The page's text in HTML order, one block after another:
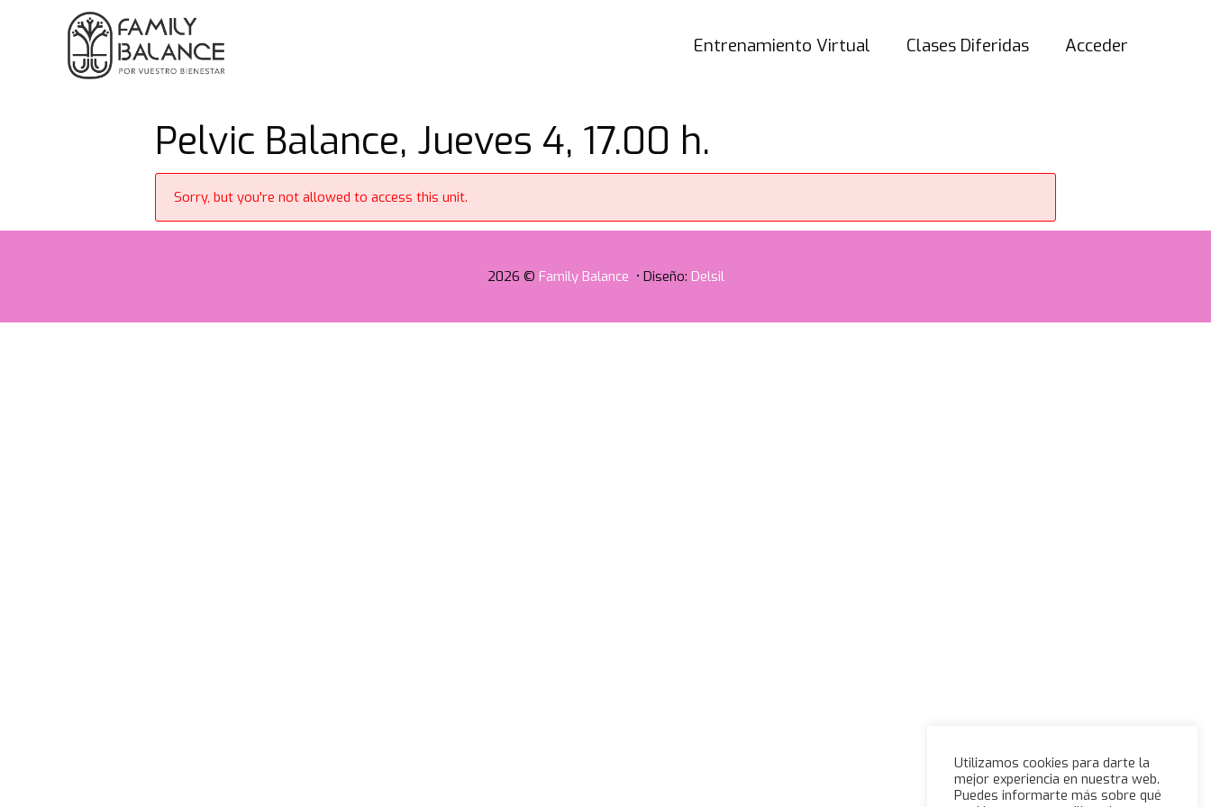
Entrenamiento Virtual Clases Diferidas Acceder
Pelvic Balance, Jueves 4, 17.00 h.
Sorry, but you're not allowed to access this unit.
2026 © Family Balance • Diseño: Delsil
Utilizamos cookies para darte la
mejor experiencia en nuestra web.
Puedes informarte más sobre qué